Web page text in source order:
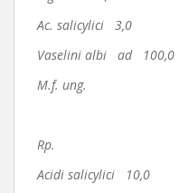
Ac. salicylici 3,0
Vaselini albi ad 100,0
M.f. ung.
Rp.
Acidi salicylici 10,0